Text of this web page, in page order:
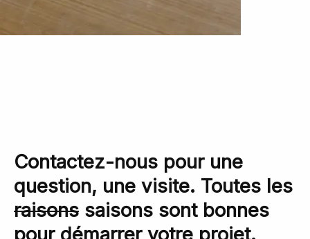
Contactez-nous pour une
question, une visite. Toutes les
raisons saisons sont bonnes
pour démarrer votre projet.